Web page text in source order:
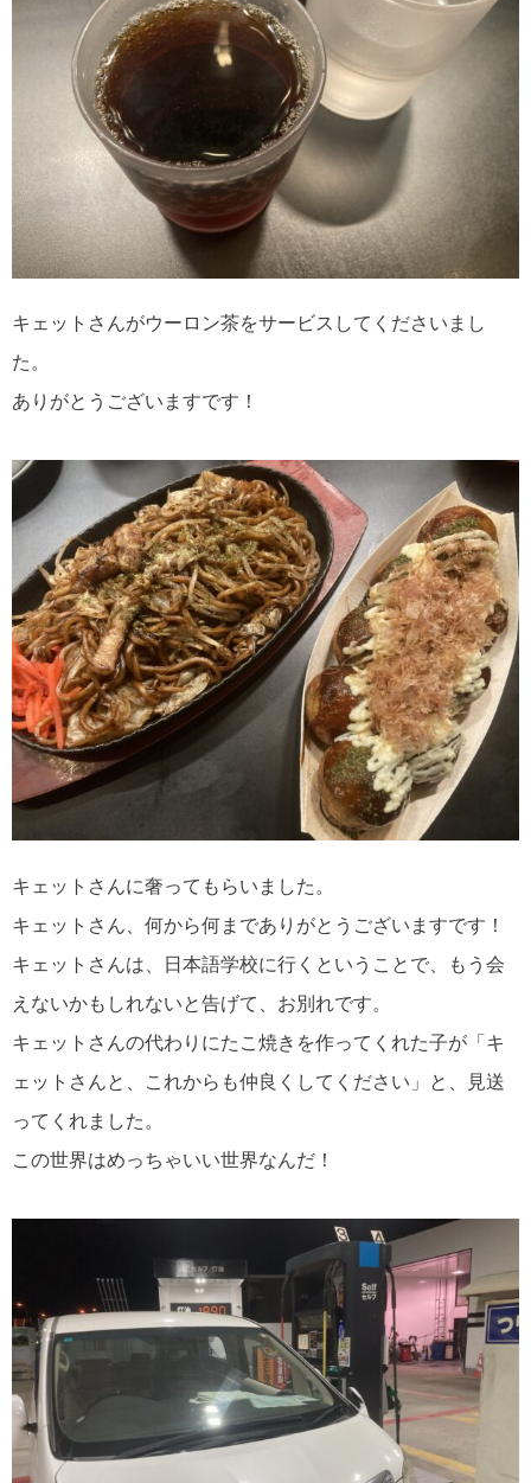
キェットさんがウーロン茶をサービスしてくださいまし
た。
ありがとうございますです！
キェットさんに奢ってもらいました。
キェットさん、何から何までありがとうございますです！
キェットさんは、日本語学校に行くということで、もう会
えないかもしれないと告げて、お別れです。
キェットさんの代わりにたこ焼きを作ってくれた子が「キ
ェットさんと、これからも仲良くしてください」と、見送
ってくれました。
この世界はめっちゃいい世界なんだ！